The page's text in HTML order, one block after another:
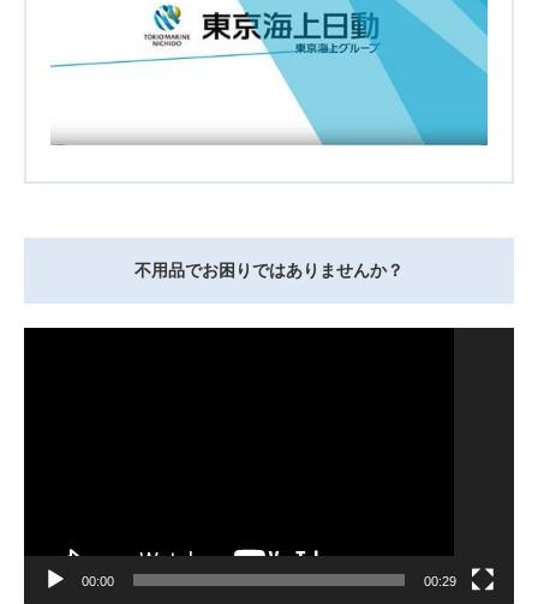
不用品でお困りではありませんか？
00:00 00:29